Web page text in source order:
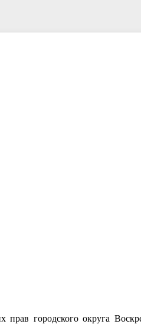
городского округа